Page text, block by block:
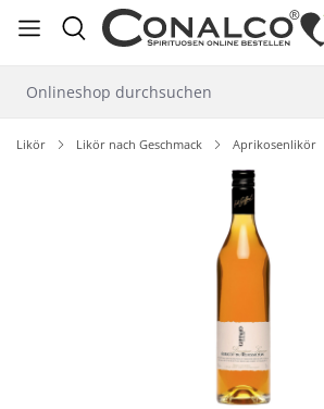
springen
Likör Likör nach Geschmack Aprikosenlikör